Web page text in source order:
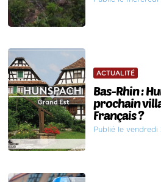
ACTUALITÉ
Bas-Rhin :
prochain
Français ?
Publié le